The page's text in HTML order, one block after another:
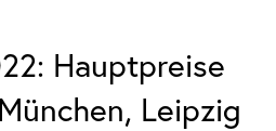
Hauptpreise
Leipzig